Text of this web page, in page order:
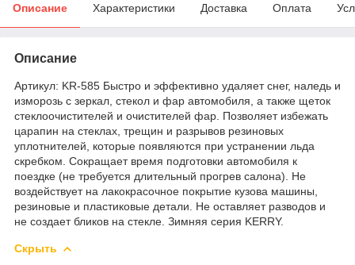
Описание Характеристики Доставка Оплата
Описание
Артикул: KR-585 Быстро и эффективно удаляет снег, наледь и
изморозь с зеркал, стекол и фар автомобиля, а также щеток
стеклоочистителей и очистителей фар. Позволяет избежать
царапин на стеклах, трещин и разрывов резиновых
уплотнителей, которые появляются при устранении льда
скребком. Сокращает время подготовки автомобиля к
поездке (не требуется длительный прогрев салона). Не
воздействует на лакокрасочное покрытие кузова машины,
резиновые и пластиковые детали. Не оставляет разводов и
не создает бликов на стекле. Зимняя серия KERRY.
Скрыть